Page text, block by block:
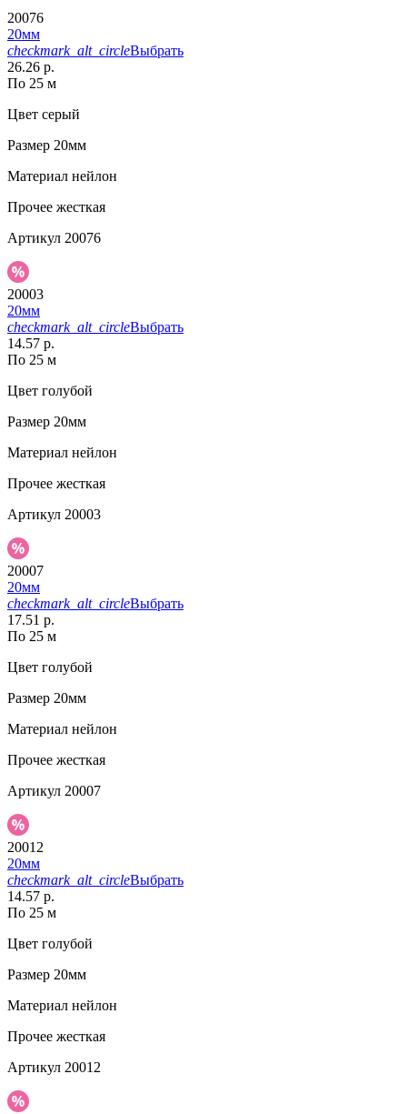
20076
20мм
checkmark_alt_circleВыбрать
26.26 р.
По 25 м
Цвет серый
Размер 20мм
Материал нейлон
Прочее жесткая
Артикул 20076
20003
20мм
checkmark_alt_circleВыбрать
14.57 р.
По 25 м
Цвет голубой
Размер 20мм
Материал нейлон
Прочее жесткая
Артикул 20003
20007
20мм
checkmark_alt_circleВыбрать
17.51 р.
По 25 м
Цвет голубой
Размер 20мм
Материал нейлон
Прочее жесткая
Артикул 20007
20012
20мм
checkmark_alt_circleВыбрать
14.57 р.
По 25 м
Цвет голубой
Размер 20мм
Материал нейлон
Прочее жесткая
Артикул 20012